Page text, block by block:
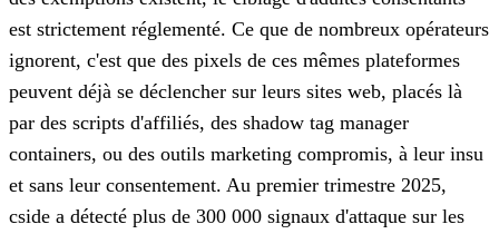
est strictement réglementé. Ce que de nombreux opérateurs
ignorent, c'est que des pixels de ces mêmes plateformes
peuvent déjà se déclencher sur leurs sites web, placés là
par des scripts d'affiliés, des shadow tag manager
containers, ou des outils marketing compromis, à leur insu
et sans leur consentement. Au premier trimestre 2025,
cside a détecté plus de 300 000 signaux d'attaque sur les